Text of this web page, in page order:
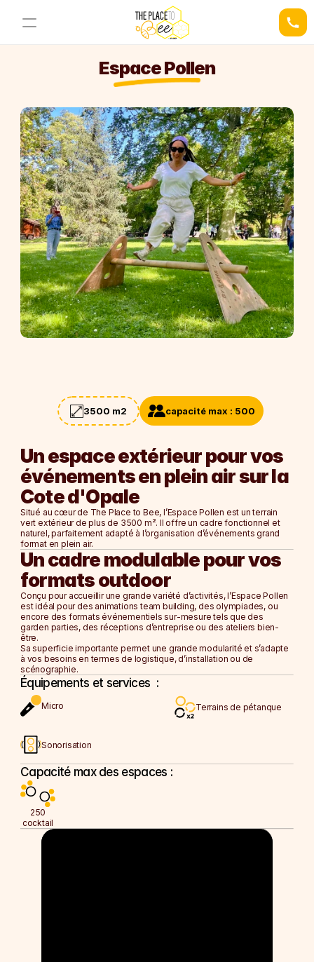
Nos Espaces
Nos Activités
La Ruche
L'Alcove
Le Nid
La Cellule Royale
Le Nectar Bar
Le Pavillon Royal
L'Espace Pollen
RESOURCES
Blog
About
Soirée d'entreprise
Afterwork
Journée d'étude
Team Building
NOS ESPACES
La Ruche
L'Alcove
Le Nid
La Cellule Royale
Le Nectar Bar
L'Espace Pollen
NOS FORMULES
Soirée d'Entreprise
Team Building
NOS FORMULES
Soirée d'Entreprise
Afterwork
Team Building
Espace Pollen
capacité max : 500
3500 m2
Un espace extérieur pour vos
événements en plein air sur la
Cote d'Opale
Situé au cœur de The Place to Bee, l’Espace Pollen est un terrain
vert extérieur de plus de 3500 m². Il offre un cadre fonctionnel et
naturel, parfaitement adapté à l’organisation d’événements grand
format en plein air.
Un cadre modulable pour vos
formats outdoor
Conçu pour accueillir une grande variété d’activités, l’Espace Pollen
est idéal pour des animations team building, des olympiades, ou
encore des formats événementiels sur-mesure tels que des
garden parties, des réceptions d’entreprise ou des ateliers bien-
être.
Sa superficie importante permet une grande modularité et s’adapte
à vos besoins en termes de logistique, d’installation ou de
scénographie.
Équipements et services  :
Micro Terrains de pétanque
Sonorisation
Capacité max des espaces :
250
cocktail